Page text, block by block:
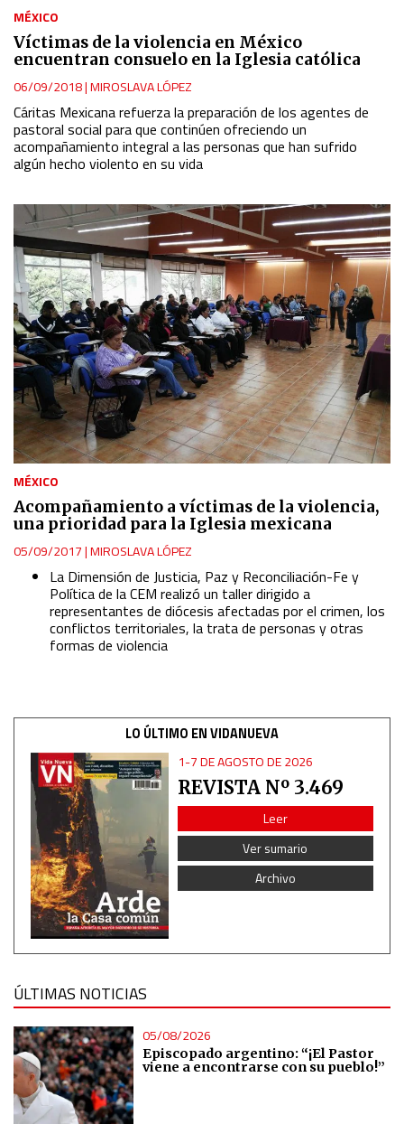
MÉXICO
Víctimas de la violencia en México
encuentran consuelo en la Iglesia católica
06/09/2018|MIROSLAVA LÓPEZ
Cáritas Mexicana refuerza la preparación de los agentes de
pastoral social para que continúen ofreciendo un
acompañamiento integral a las personas que han sufrido
algún hecho violento en su vida
MÉXICO
Acompañamiento a víctimas de la violencia,
una prioridad para la Iglesia mexicana
05/09/2017|MIROSLAVA LÓPEZ
La Dimensión de Justicia, Paz y Reconciliación-Fe y
Política de la CEM realizó un taller dirigido a
representantes de diócesis afectadas por el crimen, los
conflictos territoriales, la trata de personas y otras
formas de violencia
LO ÚLTIMO EN VIDANUEVA
1-7 DE AGOSTO DE 2026
REVISTA Nº 3.469
Leer
Ver sumario
Archivo
ÚLTIMAS NOTICIAS
05/08/2026
Episcopado argentino: “¡El Pastor
viene a encontrarse con su pueblo!”